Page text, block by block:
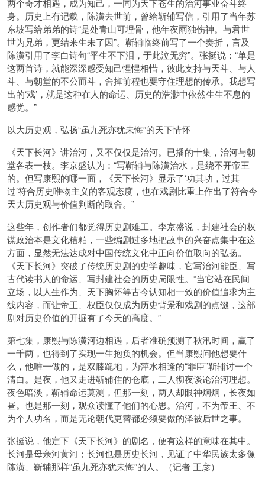
两个奇才相遇，成为知己，一同为天下苍生的治河事业奋斗终
身。历史上有记载，陈潢去世前，曾给靳辅写信，引用了当年苏
东坡写给弟弟的诗“是处青山可埋骨，他年夜雨独伤神。与君世
世为兄弟，更结来生未了因”。靳辅临终前写了一个奏折，言及
陈潢引用了李白诗句“平生不下泪，于此泣无穷”。张挺说：“单是
这两首诗，就能深深感受知己惺惺相惜，彼此支持与天斗、与人
斗、与朝堂的不公而斗，舍掉前程也要守住理想的传承。我想写
出的‘戏’，就是这种在人的命运、历史的浩渺中依然生生不息的
感觉。”
以大历史观，弘扬“虽九死亦犹未悔”的天下情怀
《天下长河》讲治河，又不仅仅是治河。已播的十集，治河与朝
堂各表一枝。李京盛认为：“写靳辅与陈潢治水，是绕不开帝王
的。但写康熙的哪一面，《天下长河》显示了‘功其功，过其
过’符合历史唯物主义的客观态度，也在戏剧比重上作出了符合今
天大历史观与价值判断的取舍。”
这些年，创作者们都觉得历史剧难工。李京盛说，封建社会的权
谋政治本是文化糟粕，一些编剧过多地把故事的兴奋点集中在这
方面，显然无法达成对中国传统文化中正向价值取向的弘扬。
《天下长河》突破了传统历史剧的史学趣味，它写治河能臣、写
古代读书人的命运、写封建社会的历史局限性。“当它站在民间
立场，以人生作为、天下胸怀等古今认知相一致的价值追求为主
线内容，而让帝王、权臣仅仅成为历史背景和戏剧的点缀，这部
剧对历史价值的开掘有了今天的高度。”
第七集，康熙与陈潢河边相遇，后者准确预测了秋汛时间，赢了
一千两，也得到了实现一生抱负的机会。但当康熙问他想要什
么，他唯一做的，是双膝跪地，为萍水相逢的“罪臣”靳辅讨一个
清白。是夜，他又走进靳辅住的仓底，二人彻夜谈论治河理想。
夜色暗淡，靳辅命运莫测，但那一刻，两人却眼神炯炯，长夜如
昼。也是那一刻，观众读懂了他们的心思。治河，不为帝王、不
为个人功名，而是无论朝代更替都必须要做的泽被后世之事。
张挺说，他定下《天下长河》的剧名，便有这样的意味在其中。
长河是母亲河黄河；长河也是历史长河，见证了中华民族太多像
陈潢、靳辅那样“虽九死亦犹未悔”的人。（记者 王彦）